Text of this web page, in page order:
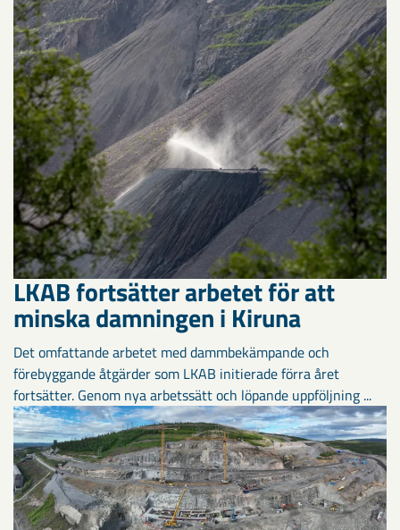
LKAB fortsätter arbetet för att
minska damningen i Kiruna
Det omfattande arbetet med dammbekämpande och
förebyggande åtgärder som LKAB initierade förra året
fortsätter. Genom nya arbetssätt och löpande uppföljning ...